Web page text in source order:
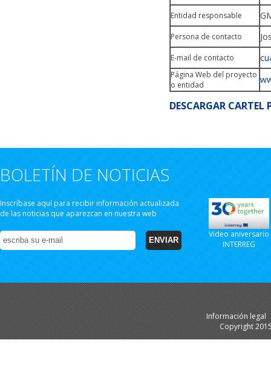
Entidad responsable
Persona de contacto
E-mail de contacto
Página Web del proyecto
o entidad
DESCARGAR
BOLETÍN DE NOTICIAS
Inscríbase aquí para recibir información actualizada
de las noticias que aparezcan en nuestra web
Video aniversario
INTERREG
Información legal
Copyright